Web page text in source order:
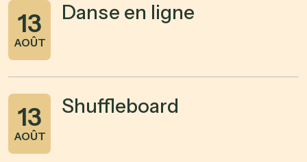
13
AOÛT
Danse en ligne
13
AOÛT
Shuffleboard